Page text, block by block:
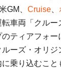
GM、 Cruise、
車両「クルー
ティアフォ
ーズ・オリジ
乗り込むこと